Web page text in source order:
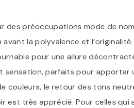
des préoccupations mode de
la polyvalence et l’originalité.
pour une allure
sensation, parfaits pour apporter
couleurs, le retour des tons
est très apprécié. Pour celles qui